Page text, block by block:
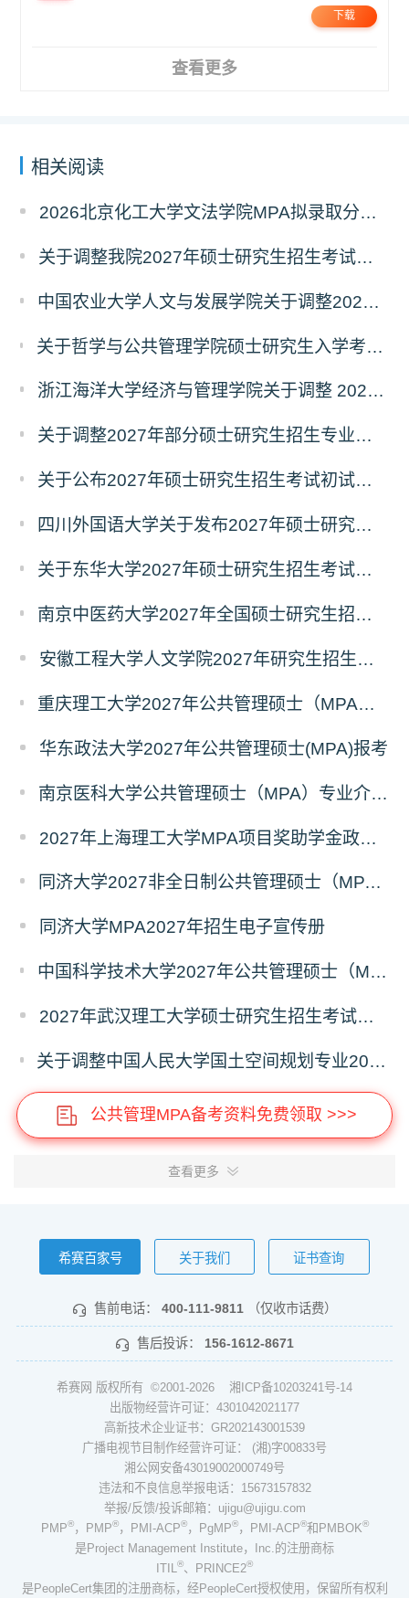
下载
查看更多
相关阅读
2026北京化工大学文法学院MPA拟录取分析解读
关于调整我院2027年硕士研究生招生考试科目及参考书的通知
中国农业大学人文与发展学院关于调整2027年硕士研究生招生考试初试科目的通知
关于哲学与公共管理学院硕士研究生入学考试（初试） 考试科目及参考书目变更的通知（二）
浙江海洋大学经济与管理学院关于调整 2027年硕士研究生招生考试初试科目的公告
关于调整2027年部分硕士研究生招生专业初试考试科目的公告（持续更新中）
关于公布2027年硕士研究生招生考试初试自命题科目考试大纲的通知
四川外国语大学关于发布2027年硕士研究生招生考试自命题科目大纲的公告
关于东华大学2027年硕士研究生招生考试（初试）招生目录拟调整公告（一）
南京中医药大学2027年全国硕士研究生招生考试初试自命题科目考试内容及参考书目
安徽工程大学人文学院2027年研究生招生简章
重庆理工大学2027年公共管理硕士（MPA）专业学位研究生（双证）报考
华东政法大学2027年公共管理硕士(MPA)报考
南京医科大学公共管理硕士（MPA）专业介绍（2027年）
2027年上海理工大学MPA项目奖助学金政策发布
同济大学2027非全日制公共管理硕士（MPA）奖学金方案
同济大学MPA2027年招生电子宣传册
中国科学技术大学2027年公共管理硕士（MPA）专业学位研究生招生通知
2027年武汉理工大学硕士研究生招生考试考试大纲
关于调整中国人民大学国土空间规划专业2027年全国硕士研究生招生考试初试科目的公告
公共管理MPA备考资料免费领取 >>>
查看更多
希赛百家号 关于我们 证书查询
售前电话： 400-111-9811 （仅收市话费）
售后投诉： 156-1612-8671
希赛网 版权所有 ©2001-2026 湘ICP备10203241号-14
出版物经营许可证：4301042021177
高新技术企业证书：GR202143001539
广播电视节目制作经营许可证： (湘)字00833号
湘公网安备43019002000749号
违法和不良信息举报电话：15673157832
举报/反馈/投诉邮箱：ujigu@ujigu.com
PMP®，PMP®，PMI-ACP®，PgMP®，PMI-ACP®和PMBOK®
是Project Management Institute，Inc.的注册商标
ITIL®、PRINCE2®
是PeopleCert集团的注册商标，经PeopleCert授权使用，保留所有权利